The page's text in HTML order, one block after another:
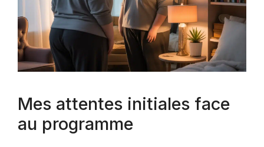
Mes attentes initiales face
au programme